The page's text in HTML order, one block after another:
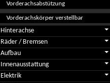
Vorderachsabstützung
Vorderachskörper verstellbar
Hinterachse
Räder / Bremsen
Aufbau
Innenausstattung
Elektrik